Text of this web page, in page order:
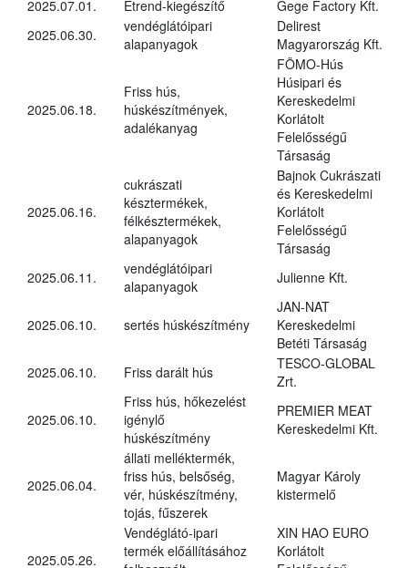
2025.07.01. Étrend-kiegészítő
Gege Factory Kft.
2025.06.30.
vendéglátóipari
alapanyagok
Delirest
Magyarország Kft.
2025.06.18.
Friss hús,
húskészítmények,
adalékanyag
FÖMO-Hús
Húsipari és
Kereskedelmi
Korlátolt
Felelősségű
Társaság
2025.06.16.
cukrászati
késztermékek,
félkésztermékek,
alapanyagok
Bajnok Cukrászati
és Kereskedelmi
Korlátolt
Felelősségű
Társaság
2025.06.11.
vendéglátóipari
alapanyagok
Julienne Kft.
2025.06.10. sertés húskészítmény
JAN-NAT
Kereskedelmi
Betéti Társaság
2025.06.10.
Friss darált hús
TESCO-GLOBAL
Zrt.
2025.06.10.
Friss hús, hőkezelést
igénylő
húskészítmény
PREMIER MEAT
Kereskedelmi Kft.
2025.06.04.
állati melléktermék,
friss hús, belsőség,
vér, húskészítmény,
tojás, fűszerek
Magyar Károly
kistermelő
2025.05.26.
Vendéglátó-ipari
termék előállításához
XIN HAO EURO
Korlátolt